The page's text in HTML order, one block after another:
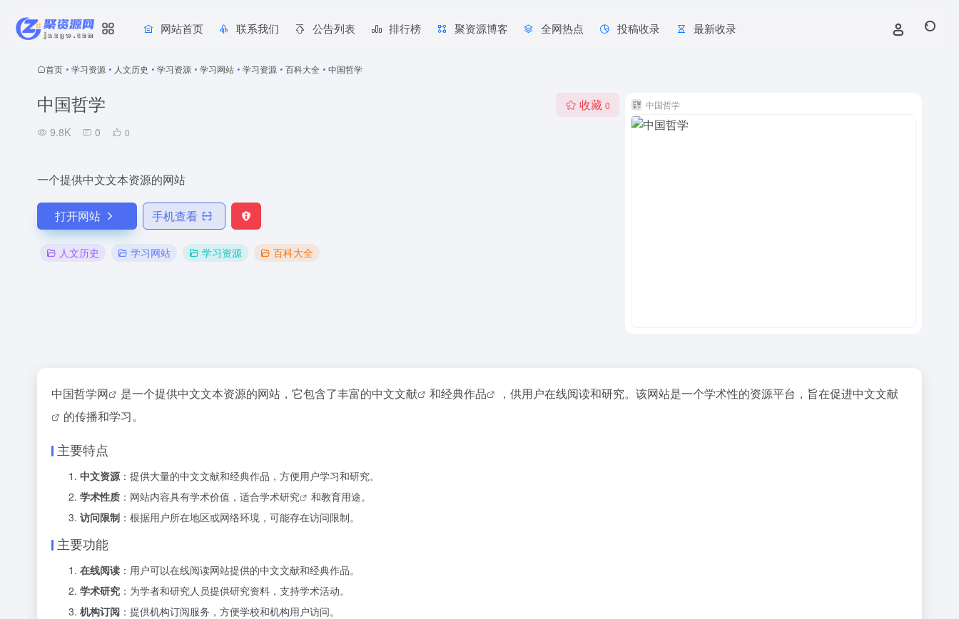
网站首页 联系我们 公告列表 排行榜 聚资源博客 全网热点 投稿收录 最新收录
首页 • 学习资源 • 人文历史 • 学习资源 • 学习网站 • 学习资源 • 百科大全 • 中国哲学
中国哲学
9.8K 0 0
收藏 0
一个提供中文文本资源的网站
打开网站 手机查看
人文历史 学习网站 学习资源 百科大全
中国哲学
中国哲学网 是一个提供中文文本资源的网站，它包含了丰富的中文文献 和经典作品 ，供用户在线阅读和研究。该网站是一个学术性的资源平台，旨在促进中文文献
的传播和学习。
主要特点
中文资源：提供大量的中文文献和经典作品，方便用户学习和研究。
学术性质 ：网站内容具有学术价值，适合学术研究
和教育用途。
访问限制 ：根据用户所在地区或网络环境，可能存在访问限制。
主要功能
在线阅读 ：用户可以在线阅读网站提供的中文文献和经典作品。
学术研究 ：为学者和研究人员提供研究资料，支持学术活动。
机构订阅 ：提供机构订阅服务，方便学校和机构用户访问。